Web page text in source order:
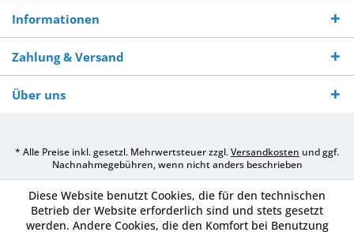
Informationen
Zahlung & Versand
Über uns
* Alle Preise inkl. gesetzl. Mehrwertsteuer zzgl.Versandkosten und ggf.
Nachnahmegebühren, wenn nicht anders beschrieben
Diese Website benutzt Cookies, die für den technischen
Betrieb der Website erforderlich sind und stets gesetzt
werden. Andere Cookies, die den Komfort bei Benutzung